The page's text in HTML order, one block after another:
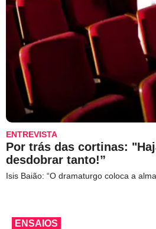
ENTREVISTA
Por trás das cortinas:
desdobrar tanto!”
Isis Baião: “O dramaturgo coloca a
ENSAIOS